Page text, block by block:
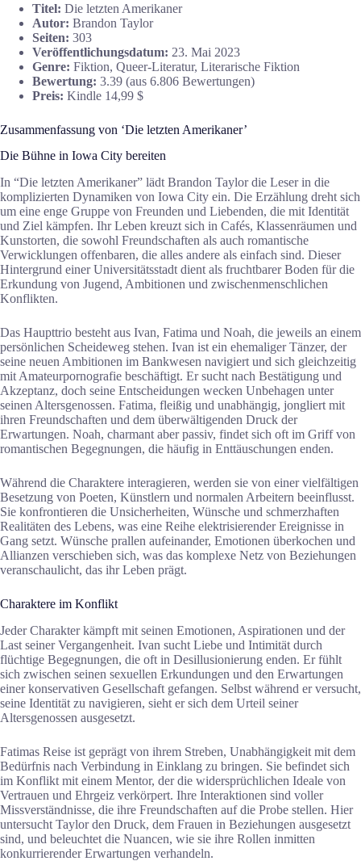
Titel: Die letzten Amerikaner
Autor: Brandon Taylor
Seiten: 303
Veröffentlichungsdatum: 23. Mai 2023
Genre: Fiktion, Queer-Literatur, Literarische Fiktion
Bewertung: 3.39 (aus 6.806 Bewertungen)
Preis: Kindle 14,99 $
Zusammenfassung von ‘Die letzten Amerikaner’
Die Bühne in Iowa City bereiten
In “Die letzten Amerikaner” lädt Brandon Taylor die Leser in die
komplizierten Dynamiken von Iowa City ein. Die Erzählung dreht sich
um eine enge Gruppe von Freunden und Liebenden, die mit Identität
und Ziel kämpfen. Ihr Leben kreuzt sich in Cafés, Klassenräumen und
Kunstorten, die sowohl Freundschaften als auch romantische
Verwicklungen offenbaren, die alles andere als einfach sind. Dieser
Hintergrund einer Universitätsstadt dient als fruchtbarer Boden für die
Erkundung von Jugend, Ambitionen und zwischenmenschlichen
Konflikten.
Das Haupttrio besteht aus Ivan, Fatima und Noah, die jeweils an einem
persönlichen Scheideweg stehen. Ivan ist ein ehemaliger Tänzer, der
seine neuen Ambitionen im Bankwesen navigiert und sich gleichzeitig
mit Amateurpornografie beschäftigt. Er sucht nach Bestätigung und
Akzeptanz, doch seine Entscheidungen wecken Unbehagen unter
seinen Altersgenossen. Fatima, fleißig und unabhängig, jongliert mit
ihren Freundschaften und dem überwältigenden Druck der
Erwartungen. Noah, charmant aber passiv, findet sich oft im Griff von
romantischen Begegnungen, die häufig in Enttäuschungen enden.
Während die Charaktere interagieren, werden sie von einer vielfältigen
Besetzung von Poeten, Künstlern und normalen Arbeitern beeinflusst.
Sie konfrontieren die Unsicherheiten, Wünsche und schmerzhaften
Realitäten des Lebens, was eine Reihe elektrisierender Ereignisse in
Gang setzt. Wünsche prallen aufeinander, Emotionen überkochen und
Allianzen verschieben sich, was das komplexe Netz von Beziehungen
veranschaulicht, das ihr Leben prägt.
Charaktere im Konflikt
Jeder Charakter kämpft mit seinen Emotionen, Aspirationen und der
Last seiner Vergangenheit. Ivan sucht Liebe und Intimität durch
flüchtige Begegnungen, die oft in Desillusionierung enden. Er fühlt
sich zwischen seinen sexuellen Erkundungen und den Erwartungen
einer konservativen Gesellschaft gefangen. Selbst während er versucht,
seine Identität zu navigieren, sieht er sich dem Urteil seiner
Altersgenossen ausgesetzt.
Fatimas Reise ist geprägt von ihrem Streben, Unabhängigkeit mit dem
Bedürfnis nach Verbindung in Einklang zu bringen. Sie befindet sich
im Konflikt mit einem Mentor, der die widersprüchlichen Ideale von
Vertrauen und Ehrgeiz verkörpert. Ihre Interaktionen sind voller
Missverständnisse, die ihre Freundschaften auf die Probe stellen. Hier
untersucht Taylor den Druck, dem Frauen in Beziehungen ausgesetzt
sind, und beleuchtet die Nuancen, wie sie ihre Rollen inmitten
konkurrierender Erwartungen verhandeln.